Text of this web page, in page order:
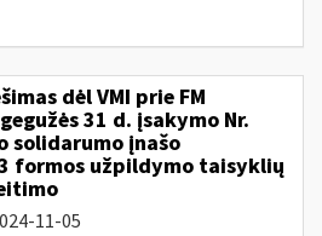
dėl VMI prie FM
31 d. įsakymo Nr.
solidarumo įnašo
formos užpildymo taisyklių
11-05